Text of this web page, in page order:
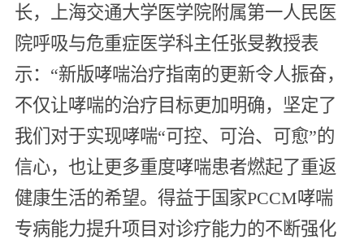
长，上海交通大学医学院附属第一人民医
院呼吸与危重症医学科主任张旻教授表
示：“新版哮喘治疗指南的更新令人振奋，
不仅让哮喘的治疗目标更加明确，坚定了
我们对于实现哮喘“可控、可治、可愈”的
信心，也让更多重度哮喘患者燃起了重返
健康生活的希望。得益于国家PCCM哮喘
专病能力提升项目对诊疗能力的不断强化